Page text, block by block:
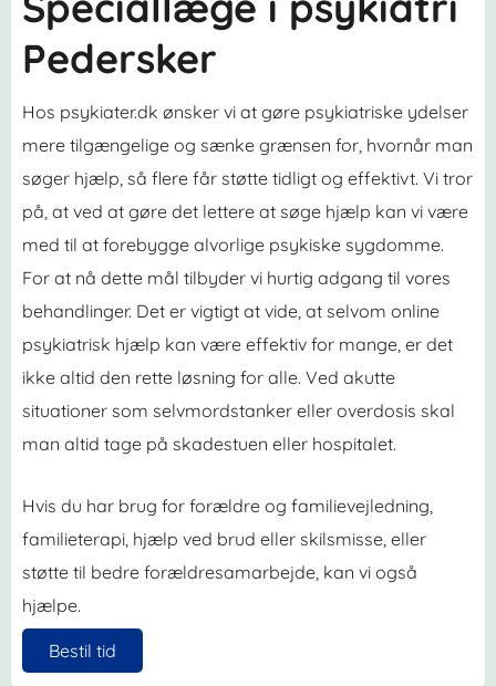
Pedersker
Hos psykiater.dk ønsker vi at gøre psykiatriske ydelser
mere tilgængelige og sænke grænsen for, hvornår man
søger hjælp, så flere får støtte tidligt og effektivt. Vi tror
på, at ved at gøre det lettere at søge hjælp kan vi være
med til at forebygge alvorlige psykiske sygdomme.
For at nå dette mål tilbyder vi hurtig adgang til vores
behandlinger. Det er vigtigt at vide, at selvom online
psykiatrisk hjælp kan være effektiv for mange, er det
ikke altid den rette løsning for alle. Ved akutte
situationer som selvmordstanker eller overdosis skal
man altid tage på skadestuen eller hospitalet.
Hvis du har brug for forældre og familievejledning,
familieterapi, hjælp ved brud eller skilsmisse, eller
støtte til bedre forældresamarbejde, kan vi også
hjælpe.
Bestil tid